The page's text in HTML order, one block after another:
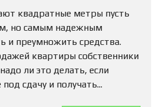
квадратные метры пусть
но самым надежным
и преумножить средства.
квартиры собственники
ли это делать, если
сдачу и получать...